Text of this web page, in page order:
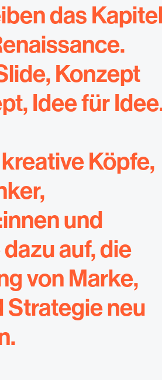
das
Konzept
Idee für
Köpfe,
und
auf, die
von Marke,
Strategie neu